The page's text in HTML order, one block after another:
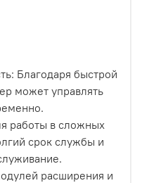
Благодаря быстрой
может управлять
работы в сложных
срок службы и
расширения и